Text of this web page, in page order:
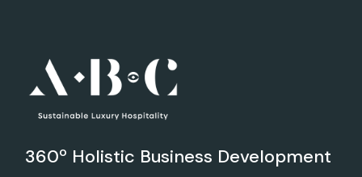
360º Holistic Business Development